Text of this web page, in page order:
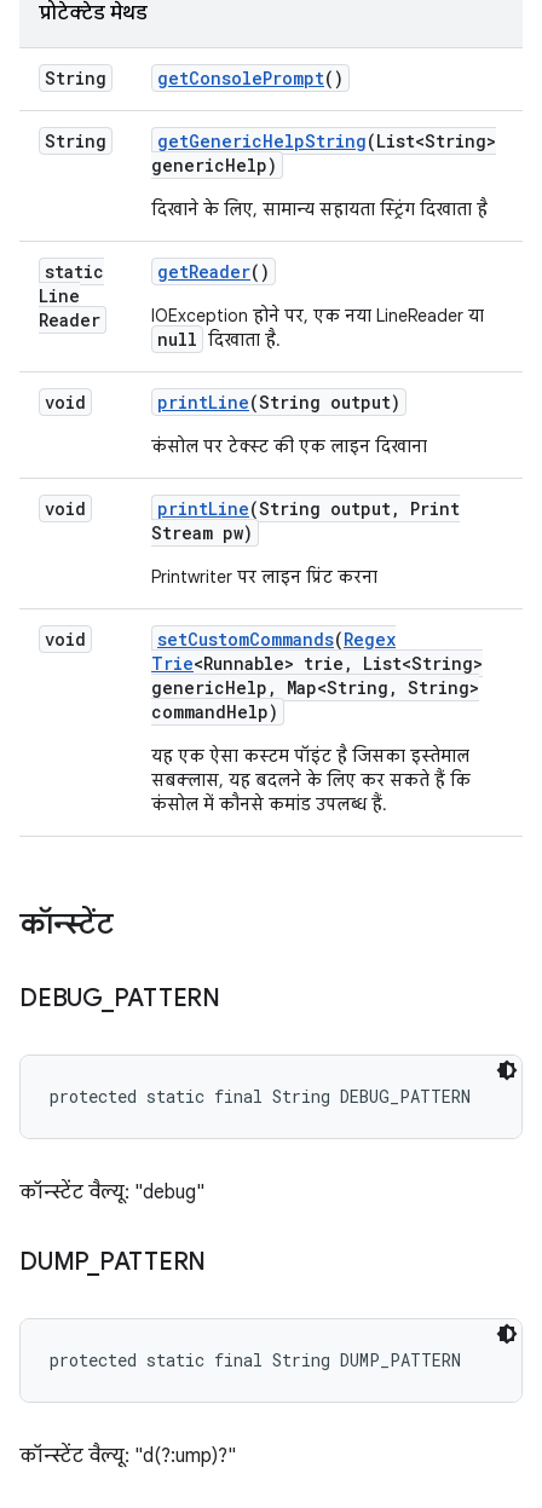
प्रोटेक्टेड मेथड
String getConsolePrompt()
String getGenericHelpString(List<String>
genericHelp)
दिखाने के लिए, सामान्य सहायता स्ट्रिंग दिखाता है
static
Line
Reader
getReader()
IOException होने पर, एक नया LineReader या
null दिखाता है.
void printLine(String output)
कंसोल पर टेक्स्ट की एक लाइन दिखाना
void printLine(String output,
Print
Stream pw)
Printwriter पर लाइन प्रिंट करना
void setCustomCommands(Regex
Trie<Runnable> trie ,
List<String>
genericHelp , Map<String , String>
commandHelp)
यह एक ऐसा कस्टम पॉइंट है जिसका इस्तेमाल
सबक्लास, यह बदलने के लिए कर सकते हैं कि
कंसोल में कौनसे कमांड उपलब्ध हैं.
कॉन्स्टेंट
DEBUG_ PATTERN
protected static final String DEBUG_PATTERN
कॉन्स्टेंट वैल्यू: "debug"
DUMP_ PATTERN
protected static final String DUMP_PATTERN
कॉन्स्टेंट वैल्यू: "d(?:ump)?"